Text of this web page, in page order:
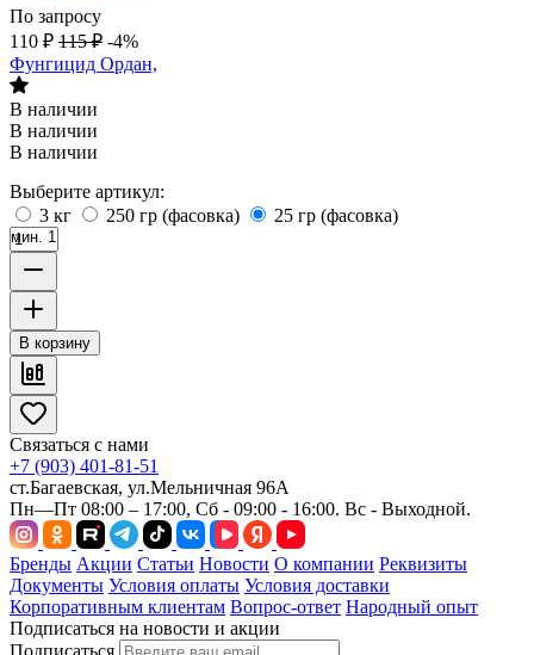
По запросу
110 ₽ 115 ₽ -4%
Фунгицид Ордан,
В наличии
В наличии
В наличии
Выберите артикул:
3 кг
250 гр (фасовка) 25 гр (фасовка)
мин. 1
В корзину
Связаться с нами
+7 (903) 401-81-51
ст.Багаевская, ул.Мельничная 96А
Пн—Пт 08:00 – 17:00, Сб - 09:00 - 16:00. Вс - Выходной.
Бренды Акции Статьи Новости О компании Реквизиты
Документы Условия оплаты Условия доставки
Корпоративным клиентам Вопрос-ответ Народный опыт
Подписаться на новости и акции
Подписаться